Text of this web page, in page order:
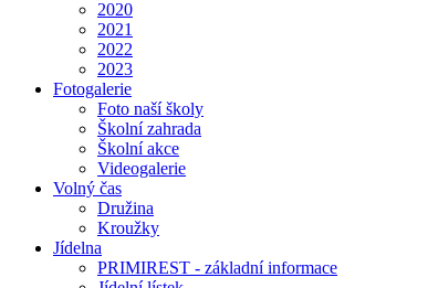
2020
2021
2022
2023
Fotogalerie
Foto naší školy
Školní zahrada
Školní akce
Videogalerie
Volný čas
Družina
Kroužky
Jídelna
PRIMIREST - základní informace